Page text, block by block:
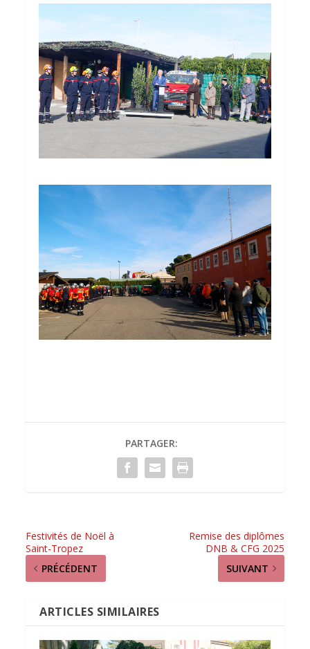
PARTAGER:
Festivités de Noël à
Saint-Tropez
PRÉCÉDENT
Remise des diplômes
DNB & CFG 2025
SUIVANT
ARTICLES SIMILAIRES